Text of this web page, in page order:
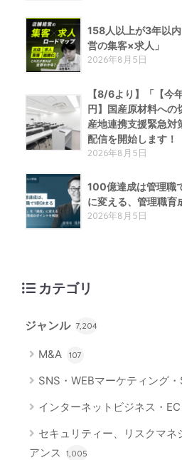
158人以上が3年以
営の集客×求人」
2026年8月5日
【8/6より】「【今
円】国産原材料への
産地連携支援緊急対
配信を開始します！
2026年8月5日
100億達成は管理職
に変える、管理職育
2026年8月5日
カテゴリ
ジャンル 7,204
M&A 107
SNS・WEBマーケティング・
インターネットビジネス・EC
セキュリティー、リスクマネ
アンス 1,005